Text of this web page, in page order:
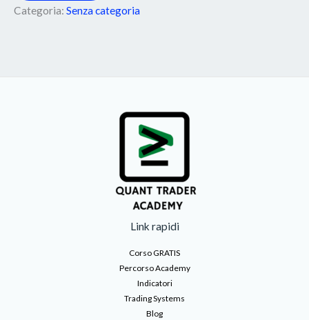
Categoria: Senza categoria
Link rapidi
Corso GRATIS
Percorso Academy
Indicatori
Trading Systems
Blog